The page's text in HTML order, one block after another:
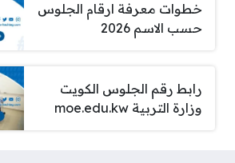
خطوات معرفة ارقام الجلوس
حسب الاسم 2026
رابط رقم الجلوس الكويت
وزارة التربية moe.edu.kw